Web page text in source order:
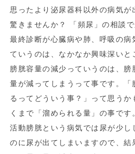
思ったより泌尿器科以外の病気が
驚きませんか？ 「頻尿」の相談
最終診断が心臓病や肺、呼吸の病
ていうのは、なかなか興味深いと
膀胱容量の減少っていうのは、膀
量が減ってしまうって事です。「
るってどういう事？」って思うか
くまで「溜められる量」の事です
活動膀胱という病気では尿が少し
のに尿が出てしまいますので、結